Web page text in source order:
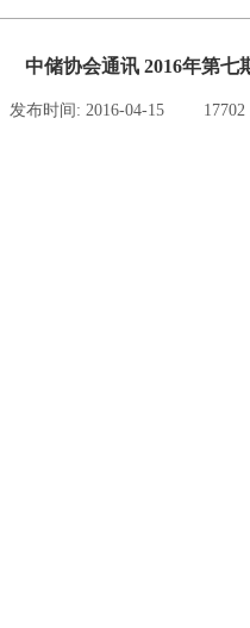
中储协会通讯 2016年第七
发布时间: 2016-04-15 17702